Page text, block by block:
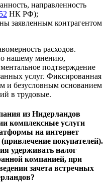
направленность
НК РФ);
заявленным контрагентом
расходов.
нашему мнению,
подтверждение
услуг. Фиксированная
и безусловным основанием
в трудовые.
из Нидерландов
комплексные услуги
на интернет
(привлечение покупателей).
удерживать налог
компанией, при
зачета встречных